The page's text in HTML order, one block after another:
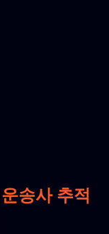
송사 추적